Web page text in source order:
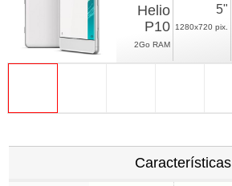
Helio
P10
2Go RAM
5"
1280x720 pix.
Características